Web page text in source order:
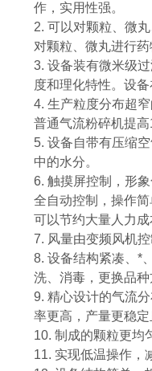
作，实用性强。
2. 可以对颗粒、微
对颗粒、微丸进行药
3. 设备装有微米级
度和理化特性。设
4. 生产粒度分布超
普通气流粉碎机提高
5. 设备自带有压缩
中的水分。
6. 触摸屏控制，形
全自动控制，操作
可以节约大量人力成
7. 风量由变频风机
8. 设备结构紧凑、*
洗、消毒，更换品种
9. 精心设计的气流
率更高，产量更稳定
10. 制成的颗粒更均
11. 实现低温操作，